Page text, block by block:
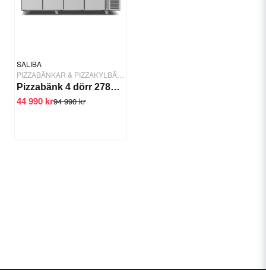
SALIBA
Pizzabänk 4 dörr 2785mm 2x Kylrännor - SALIBA
94 990 kr
44 990 kr